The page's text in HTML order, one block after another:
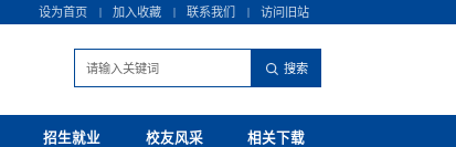
设为首页 | 加入收藏 | 联系我们 | 访问旧站
招生就业 校友风采 相关下载